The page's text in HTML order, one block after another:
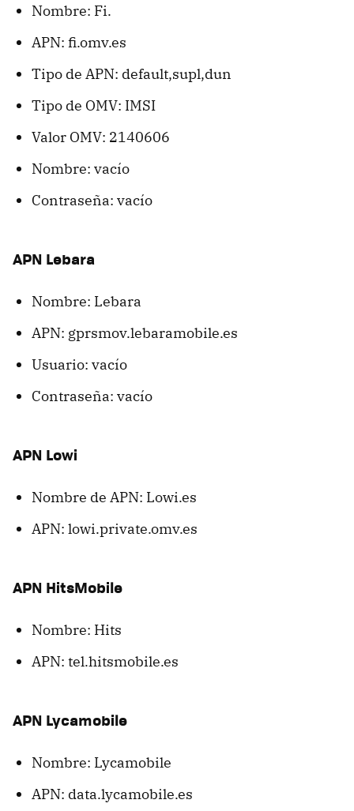
Nombre: Fi.
APN: fi.omv.es
Tipo de APN: default,supl,dun
Tipo de OMV: IMSI
Valor OMV: 2140606
Nombre: vacío
Contraseña: vacío
APN Lebara
Nombre: Lebara
APN: gprsmov.lebaramobile.es
Usuario: vacío
Contraseña: vacío
APN Lowi
Nombre de APN: Lowi.es
APN: lowi.private.omv.es
APN HitsMobile
Nombre: Hits
APN: tel.hitsmobile.es
APN Lycamobile
Nombre: Lycamobile
APN: data.lycamobile.es